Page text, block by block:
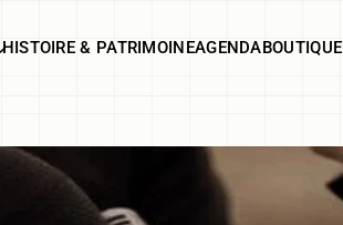
HISTOIRE & PATRIMOINEAGENDABOUTIQUE